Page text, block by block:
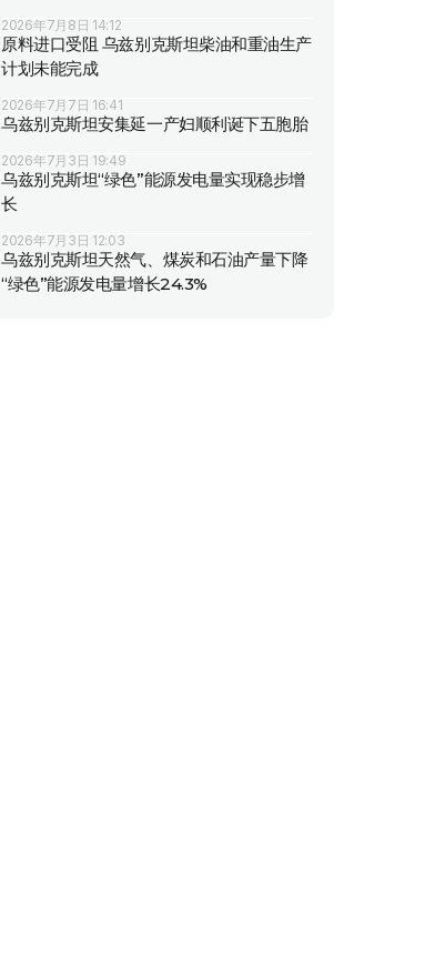
2026年7月8日 14:12
原料进口受阻 乌兹别克斯坦柴油和重油生产
计划未能完成
2026年7月7日 16:41
乌兹别克斯坦安集延一产妇顺利诞下五胞胎
2026年7月3日 19:49
乌兹别克斯坦“绿色”能源发电量实现稳步增
长
2026年7月3日 12:03
乌兹别克斯坦天然气、煤炭和石油产量下降
“绿色”能源发电量增长24.3%